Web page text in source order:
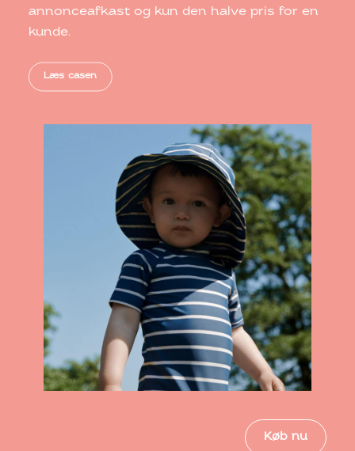
annonceafkast og kun den halve pris for en
kunde.
Læs casen
Køb nu